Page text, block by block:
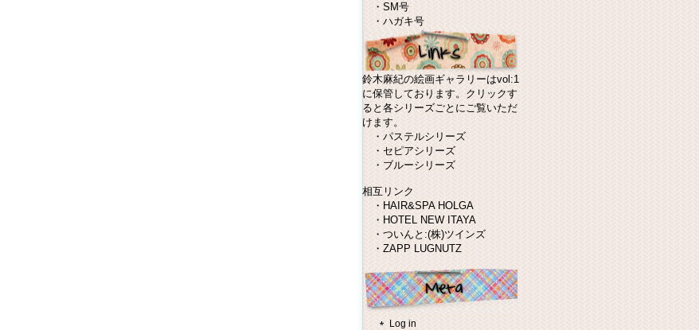
・ SM号
・ ハガキ号
鈴木麻紀の絵画ギャラリーはvol:1
に保管しております。クリックす
ると各シリーズごとにご覧いただ
けます。
・ パステルシリーズ
・ セピアシリーズ
・ ブルーシリーズ
相互リンク
・ HAIR&SPA HOLGA
・ HOTEL NEW ITAYA
・ ついんと:(株)ツインズ
・ ZAPP LUGNUTZ
Log in